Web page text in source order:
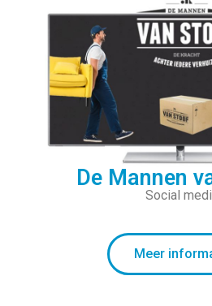
De Mannen
Social
Meer